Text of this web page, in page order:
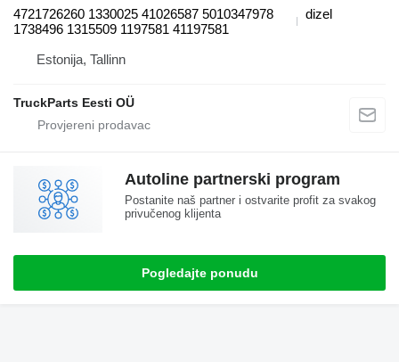
4721726260 1330025 41026587 5010347978
1738496 1315509 1197581 41197581
dizel
Estonija, Tallinn
TruckParts Eesti OÜ
Autoline partnerski program
Postanite naš partner i ostvarite profit za svakog
privučenog klijenta
Pogledajte ponudu